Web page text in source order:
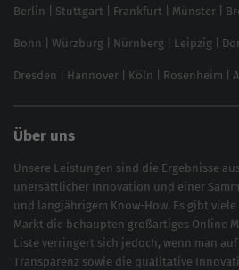
SEO für Online Shops
Brand Monitoring 2025
Berlin Stuttgart Frankfurt Münster
Bonn Würzburg Nürnberg Leipzig
Dresden Hannover Köln Rosenheim
Über uns
Unsere Leistungen sind die Ergebnisse
unersättlicher Innovation und einer
und langjährigem Know-How. Es gibt
Markt die behaupten großartiges Online
Liste verringert sich jedoch, wenn man
Transparenz sowie die qualitative